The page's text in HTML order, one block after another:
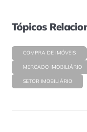
Tópicos
COMPRA DE IMÓVEIS
MERCADO IMOBILIÁRIO
SETOR IMOBILIÁRIO